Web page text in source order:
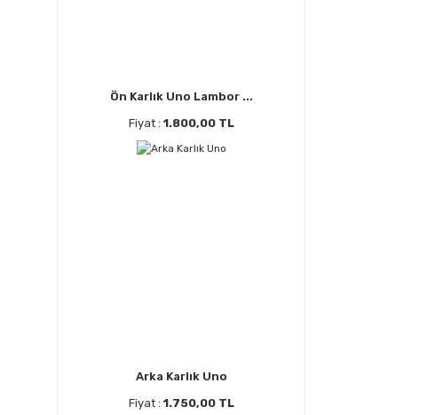
Ön Karlık Uno Lambor ...
Fiyat : 1.800,00 TL
Arka Karlık Uno
Fiyat : 1.750,00 TL